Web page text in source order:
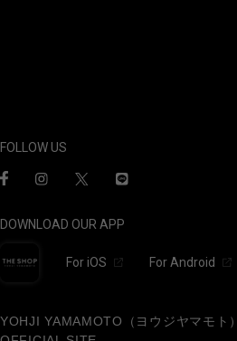
FOLLOW US
DOWNLOAD OUR APP
For iOS For Android
YOHJI YAMAMOTO（ヨウジヤマモト）